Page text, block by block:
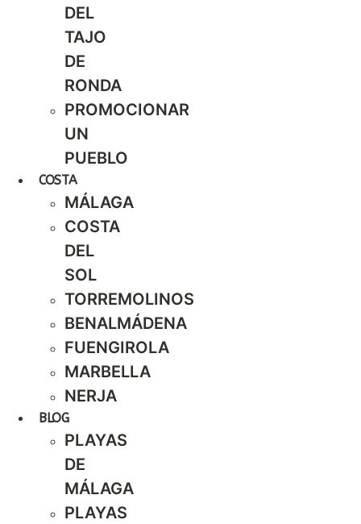
DEL
TAJO
DE
RONDA
PROMOCIONAR
UN
PUEBLO
COSTA
MÁLAGA
COSTA
DEL
SOL
TORREMOLINOS
BENALMÁDENA
FUENGIROLA
MARBELLA
NERJA
BLOG
PLAYAS
DE
MÁLAGA
PLAYAS